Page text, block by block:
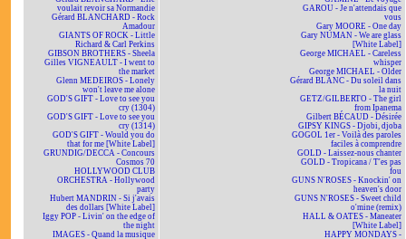
voulait revoir sa Normandie
Gérard BLANCHARD - Rock
Amadour
GIANTS OF ROCK - Little
Richard & Carl Perkins
GIBSON BROTHERS - Sheela
Gilles VIGNEAULT - I went to
the market
Glenn MEDEIROS - Lonely
won't leave me alone
GOD'S GIFT - Love to see you
cry (1304)
GOD'S GIFT - Love to see you
cry (1314)
GOD'S GIFT - Would you do
that for me [White Label]
GRUNDIG/DECCA - Concours
Cosmos 70
HOLLYWOOD CLUB
ORCHESTRA - Hollywood
party
Hubert MANDRIN - Si j'avais
des dollars [White Label]
Iggy POP - Livin' on the edge of
the night
IMAGES - Quand la musique
GAROU - Je n'attendais que
vous
Gary MOORE - One day
Gary NUMAN - We are glass
[White Label]
George MICHAEL - Careless
whisper
George MICHAEL - Older
Gérard BLANC - Du soleil dans
la nuit
GETZ/GILBERTO - The girl
from Ipanema
Gilbert BÉCAUD - Désirée
GIPSY KINGS - Djobi, djoba
GOGOL 1er - Voilà des paroles
faciles à comprendre
GOLD - Laissez-nous chanter
GOLD - Tropicana / T'es pas
fou
GUNS N'ROSES - Knockin' on
heaven's door
GUNS N'ROSES - Sweet child
o'mine (remix)
HALL & OATES - Maneater
[White Label]
HAPPY MONDAYS -